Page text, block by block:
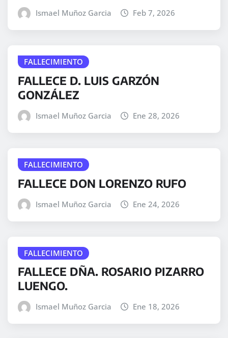
Ismael Muñoz Garcia Feb 7, 2026
FALLECIMIENTO
FALLECE D. LUIS GARZÓN
GONZÁLEZ
Ismael Muñoz Garcia Ene 28, 2026
FALLECIMIENTO
FALLECE DON LORENZO RUFO
Ismael Muñoz Garcia Ene 24, 2026
FALLECIMIENTO
FALLECE DÑA. ROSARIO PIZARRO
LUENGO.
Ismael Muñoz Garcia Ene 18, 2026